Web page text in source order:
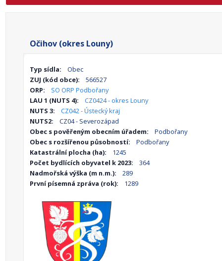
Očihov (okres Louny)
Typ sídla:
Obec
ZUJ (kód obce):
566527
ORP:
SO ORP Podbořany
LAU 1 (NUTS 4):
CZ0424 - okres Louny
NUTS 3:
CZ042 - Ústecký kraj
NUTS2:
CZ04 - Severozápad
Obec s pověřeným obecním úřadem:
Podbořany
Obec s rozšířenou působností:
Podbořany
Katastrální plocha (ha):
1245
Počet bydlících obyvatel k 2023:
364
Nadmořská výška (m n.m.):
289
První písemná zpráva (rok):
1289